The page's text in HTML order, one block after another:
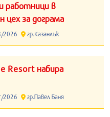
работници в
цех за дограма
2026 гр.Казанлък
Resort набира
2026 гр.Павел Баня